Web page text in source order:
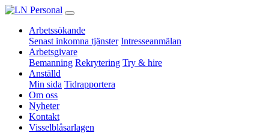
Arbetssökande
Senast inkomna tjänster Intresseanmälan
Arbetsgivare
Bemanning Rekrytering Try & hire
Anställd
Min sida Tidrapportera
Om oss
Nyheter
Kontakt
Visselblåsarlagen